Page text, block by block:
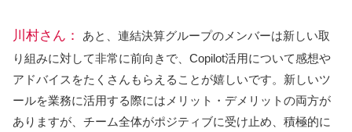
川村さん：
あと、連結決算グループのメンバーは新しい取
り組みに対して非常に前向きで、Copilot活用について感想や
アドバイスをたくさんもらえることが嬉しいです。新しいツ
ールを業務に活用する際にはメリット・デメリットの両方が
ありますが、チーム全体がポジティブに受け止め、積極的に